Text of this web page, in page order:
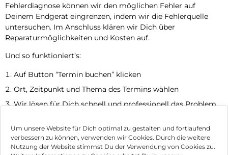
Um unsere Website für Dich optimal zu gestalten und fortlaufend
verbessern zu können, verwenden wir Cookies. Durch die weitere
Nutzung der Website stimmst Du der Verwendung von Cookies zu.
Fehlerdiagnose können wir den möglichen Fehler auf
Deinem Endgerät eingrenzen, indem wir die Fehlerquelle
untersuchen. Im Anschluss klären wir Dich über
Reparaturmöglichkeiten und Kosten auf.
Und so funktioniert’s:
Auf Button “Termin buchen” klicken
Ort, Zeitpunkt und Thema des Termins wählen
Wir lösen für Dich schnell und professionell das Problem
Jetzt Termin vereinbaren